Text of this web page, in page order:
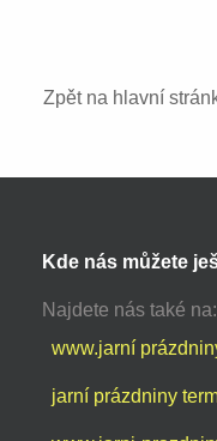
Zpět na hlavní
Kde nás můžete
Najdete nás také na:
www.jarní
jarní prázdniny